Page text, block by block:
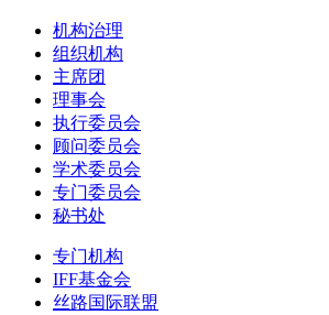
机构治理
组织机构
主席团
理事会
执行委员会
顾问委员会
学术委员会
专门委员会
秘书处
专门机构
IFF基金会
丝路国际联盟